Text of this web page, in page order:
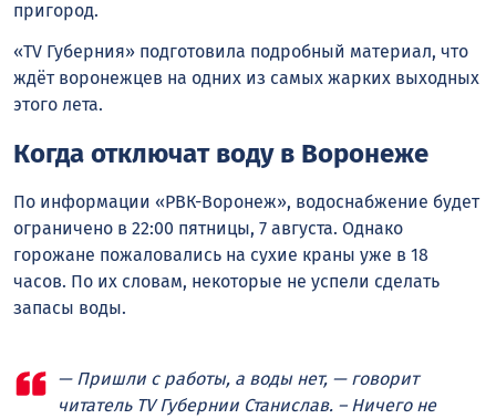
пригород.
«TV Губерния» подготовила подробный материал, что
ждёт воронежцев на одних из самых жарких выходных
этого лета.
Когда отключат воду в Воронеже
По информации «РВК-Воронеж», водоснабжение будет
ограничено в 22:00 пятницы, 7 августа. Однако
горожане пожаловались на сухие краны уже в 18
часов. По их словам, некоторые не успели сделать
запасы воды.
— Пришли с работы, а воды нет, — говорит
читатель TV Губернии Станислав. – Ничего не